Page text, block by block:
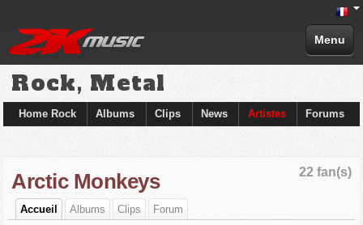
Menu
Rock, Metal
Home Rock Albums Clips News Artistes Forums
22 fan(s)
Arctic Monkeys
Accueil Albums Clips Forum